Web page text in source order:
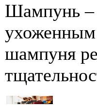
Шампунь –
ухоженным
шампуня